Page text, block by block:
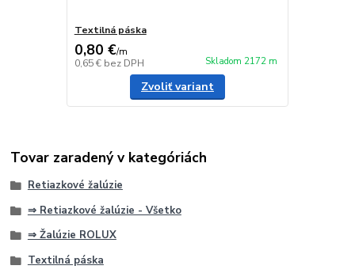
Textilná páska
0,80 €/m
0,65 € bez DPH Skladom 2172 m
Zvoliť variant
Tovar zaradený v kategóriách
Retiazkové žalúzie
⇒ Retiazkové žalúzie - Všetko
⇒ Žalúzie ROLUX
Textilná páska